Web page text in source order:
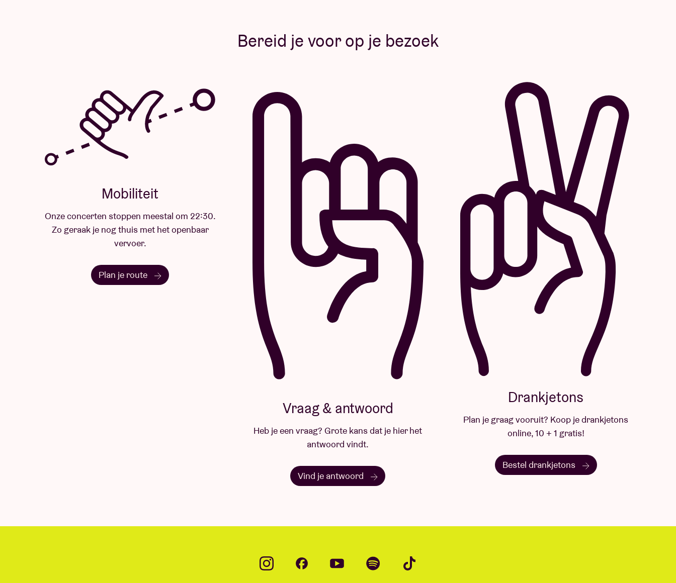
Bereid je voor op je bezoek
Mobiliteit
Onze concerten stoppen meestal om 22:30.
Zo geraak je nog thuis met het openbaar
vervoer.
Plan je route
Vraag & antwoord
Heb je een vraag? Grote kans dat je hier het
antwoord vindt.
Vind je antwoord
Drankjetons
Plan je graag vooruit? Koop je drankjetons
online, 10 + 1 gratis!
Bestel drankjetons